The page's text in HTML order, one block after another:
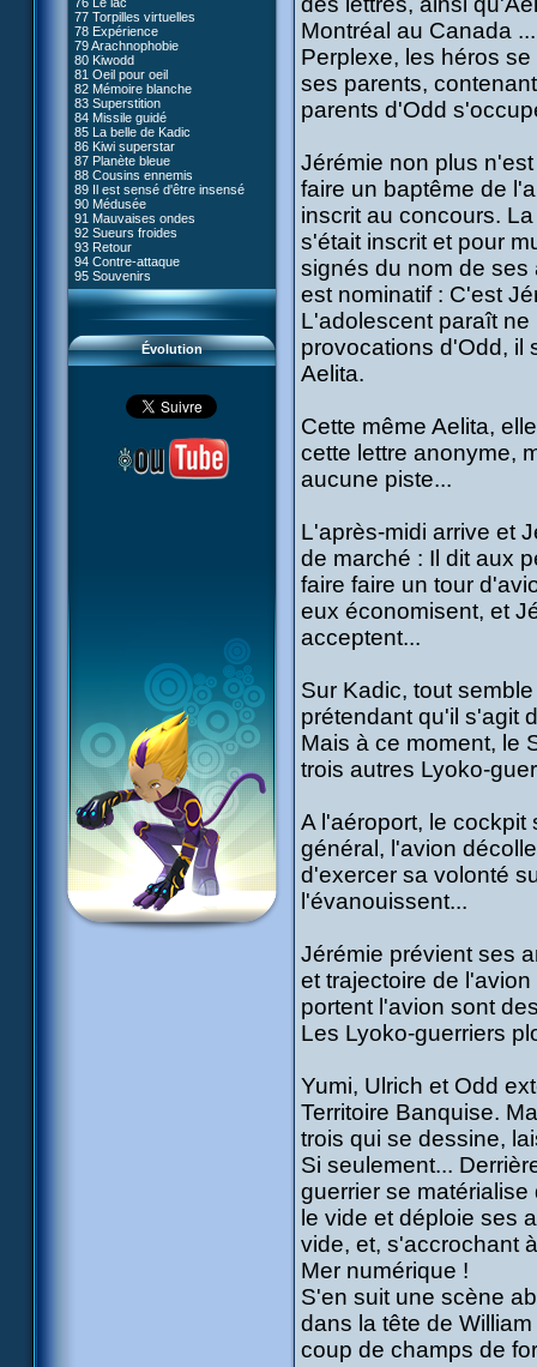
77 Torpilles virtuelles
78 Expérience
79 Arachnophobie
80 Kiwodd
81 Oeil pour oeil
82 Mémoire blanche
83 Superstition
84 Missile guidé
85 La belle de Kadic
86 Kiwi superstar
87 Planète bleue
88 Cousins ennemis
89 Il est sensé d'être insensé
90 Médusée
91 Mauvaises ondes
92 Sueurs froides
93 Retour
94 Contre-attaque
95 Souvenirs
Évolution
#05 - Rivalité
#06 - Soupçons
#07 - Compte-à-rebours
#08 - Virus
#09 - Comment tromper XANA
#10 - Le réveil du guerrier
#11 - Rendez-vous
#12 - Chaos à Kadic
#13 - Vendredi 13
#14 - Intrusion
#15 - Les sans-codes
#16 - Confusion
#17 - Un avenir professionnel
assuré
#18 - Obstination
#19 - Le piège
#20 - Espionnage
#21 - Faux-semblants
#22 - Mutinerie
#23 - Le blues de Jérémie
#24 - Paradoxe temporel
#25 - Hécatombe
#26 - Ultime mission
Montréal au Canada ...
Perplexe, les héros
ses parents,
parents d'Odd
Jérémie non plus
faire un baptême de
inscrit au concours.
s'était inscrit et pour
signés du nom de ses
est nominatif : C'est
L'adolescent paraît
provocations d'Odd, il
Aelita.
Cette même Aelita,
cette lettre anonyme,
aucune piste...
L'après-midi arrive et
de marché : Il dit aux
faire faire un tour
eux économisent, et
acceptent...
Sur Kadic, tout
prétendant qu'il s'agit
Mais à ce moment, le
trois autres Lyoko-
A l'aéroport, le cockpit
général, l'avion
d'exercer sa volonté
l'évanouissent...
Jérémie prévient ses
et trajectoire de
portent l'avion sont
Les Lyoko-guerriers
Yumi, Ulrich et Odd
Territoire Banquise.
trois qui se dessine,
Si seulement...
guerrier se
le vide et déploie ses
vide, et, s'accrochant
Mer numérique !
S'en suit une scène
dans la tête de
coup de champs de